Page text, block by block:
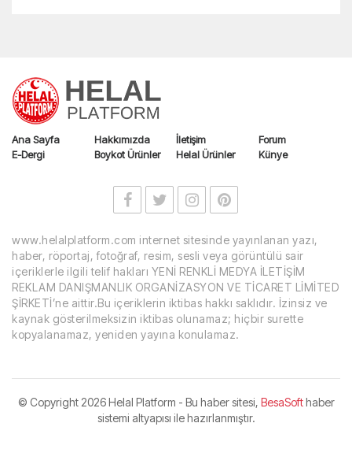
Ana Sayfa Hakkımızda İletişim
Forum
E-Dergi
Boykot Ürünler Helal Ürünler Künye
www.helalplatform.com internet sitesinde yayınlanan yazı,
haber, röportaj, fotoğraf, resim, sesli veya görüntülü sair
içeriklerle ilgili telif hakları YENİ RENKLİ MEDYA İLETİŞİM
REKLAM DANIŞMANLIK ORGANİZASYON VE TİCARET LİMİTED
ŞİRKETİ’ne aittir.Bu içeriklerin iktibas hakkı saklıdır. İzinsiz ve
kaynak gösterilmeksizin iktibas olunamaz; hiçbir surette
kopyalanamaz, yeniden yayına konulamaz.
© Copyright2026 Helal Platform - Bu haber sitesi, BesaSofthaber
sistemi altyapısı ile hazırlanmıştır.